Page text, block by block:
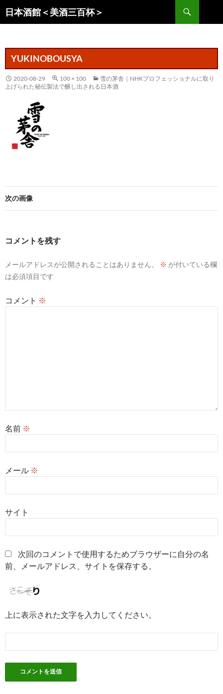
ン
ス
キ
日本酒館＜美酒三百杯＞
索
YUKINOBOUSYA
2020-08-29 100 × 100
雪の茅舎｜NHKプロフェッショナルに取り
上げられた秘伝製法で醸し出される日本酒
次の画像
コメントを残す
メールアドレスが公開されることはありません。 ※ が付いている欄
は必須項目です
コメント ※
名前 ※
メール ※
サイト
次回のコメントで使用するためブラウザーに自分の名
前、メールアドレス、サイトを保存する。
上に表示された文字を入力してください。